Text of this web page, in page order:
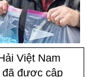
Việt Nam
đã được cập